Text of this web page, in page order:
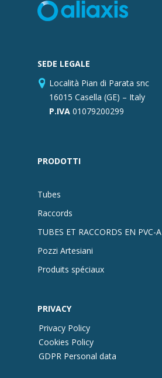
SEDE LEGALE
Località Pian di Parata snc
16015 Casella (GE) – Italy
P.IVA 01079200299
PRODOTTI
Tubes
Raccords
TUBES ET RACCORDS EN PVC-A
Pozzi Artesiani
Produits spéciaux
PRIVACY
Privacy Policy
Cookies Policy
GDPR Personal data